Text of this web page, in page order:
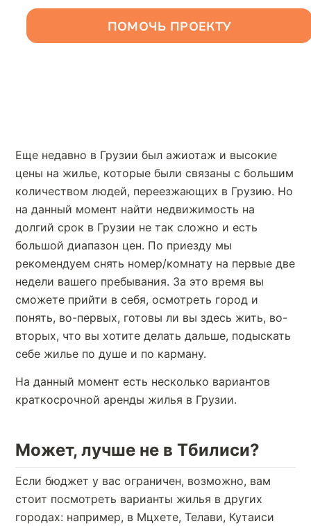
ПОМОЧЬ ПРОЕКТУ
Еще недавно в Грузии был ажиотаж и высокие
цены на жилье, которые были связаны с большим
количеством людей, переезжающих в Грузию. Но
на данный момент найти недвижимость на
долгий срок в Грузии не так сложно и есть
большой диапазон цен. По приезду мы
рекомендуем снять номер/комнату на первые две
недели вашего пребывания. За это время вы
сможете прийти в себя, осмотреть город и
понять, во-первых, готовы ли вы здесь жить, во-
вторых, что вы хотите делать дальше, подыскать
себе жилье по душе и по карману.
На данный момент есть несколько вариантов
краткосрочной аренды жилья в Грузии.
Может, лучше не в Тбилиси?
Если бюджет у вас ограничен, возможно, вам
стоит посмотреть варианты жилья в других
городах: например, в Мцхете, Телави, Кутаиси